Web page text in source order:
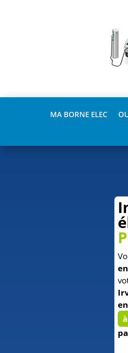
MA BORNE ELEC